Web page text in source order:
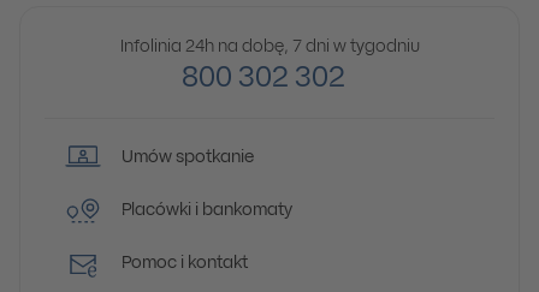
Infolinia 24h na dobę, 7 dni w tygodniu
800 302 302
Umów spotkanie
Placówki i bankomaty
Pomoc i kontakt